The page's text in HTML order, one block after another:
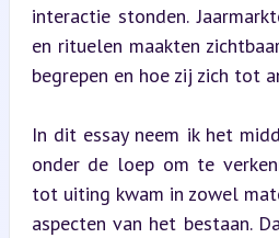
interactie stonden.
en rituelen maakten
begrepen en hoe zij zich tot
In dit essay neem ik het
onder de loep om te
tot uiting kwam in zowel
aspecten van het bestaan.